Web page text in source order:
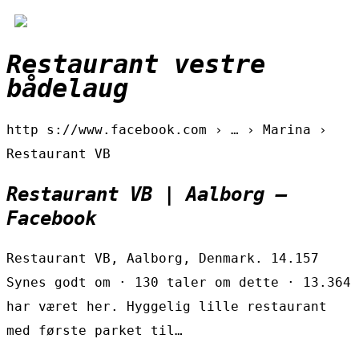
Restaurant vestre
bådelaug
http s://www.facebook.com › … › Marina ›
Restaurant VB
Restaurant VB | Aalborg –
Facebook
Restaurant VB, Aalborg, Denmark. 14.157
Synes godt om · 130 taler om dette · 13.364
har været her. Hyggelig lille restaurant
med første parket til…